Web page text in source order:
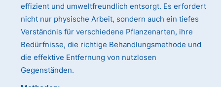
effizient und umweltfreundlich entsorgt. Es erfordert
nicht nur physische Arbeit, sondern auch ein tiefes
Verständnis für verschiedene Pflanzenarten, ihre
Bedürfnisse, die richtige Behandlungsmethode und
die effektive Entfernung von nutzlosen
Gegenständen.